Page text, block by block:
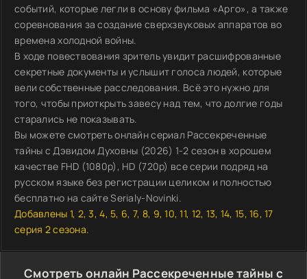
событий, которые легли в основу фильма «Арго», а также
соревнования за создание сверхзвуковых аппаратов во
времена холодной войны.
В ходе повествования зритель увидит расшифрованные
секретные документы и услышит голоса людей, которые
вели собственные расследования. Всё это нужно для
того, чтобы приоткрыть завесу над тем, что долгие годы
старались не показывать.
Вы можете смотреть онлайн сериал Рассекреченные
тайны с Дэвидом Духовны (2026) 1-2 сезон в хорошем
качестве FHD (1080p), HD (720p) все серии подряд на
русском языке без регистрации целиком и полностью
бесплатно на сайте Serialy-Novinki.
Добавлены 1, 2, 3, 4, 5, 6, 7, 8, 9, 10, 11, 12, 13, 14, 15, 16, 17
серия 2 сезона.
Смотреть онлайн Рассекреченные тайны с